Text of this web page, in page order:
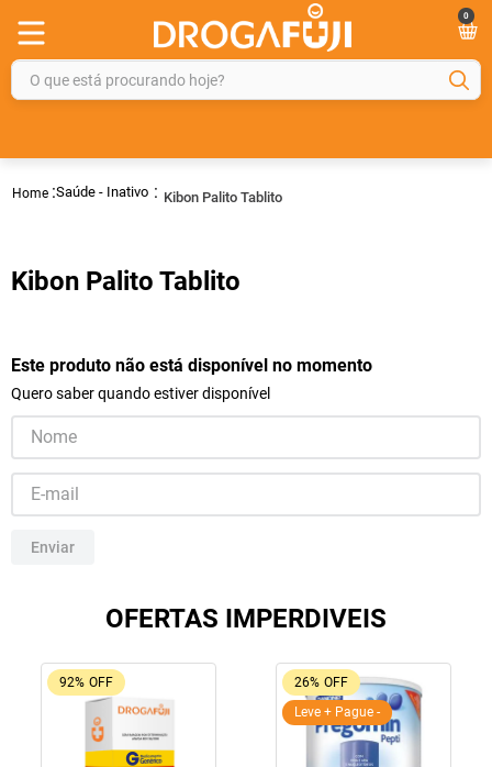
0
O que está procurando hoje?
Saúde - Inativo Kibon Palito Tablito
Kibon Palito Tablito
Este produto não está disponível no momento
Quero saber quando estiver disponível
Enviar
OFERTAS IMPERDIVEIS
92% OFF 26% OFF
Leve + Pague -
4º
rosuvastatina 20mg
6º
shampoo
7º
dipirona
fraldas geriátricas
9º
tadalafila
10º lola